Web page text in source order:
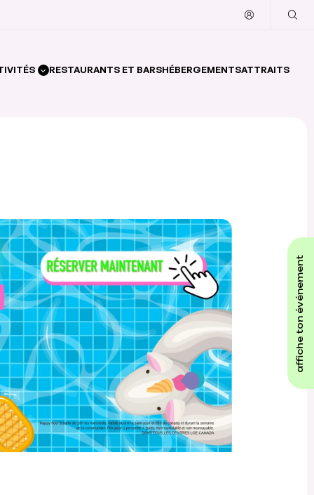
RESTAURANTS ET BARSHÉBERGEMENTSATTRAITS
affiche ton événement